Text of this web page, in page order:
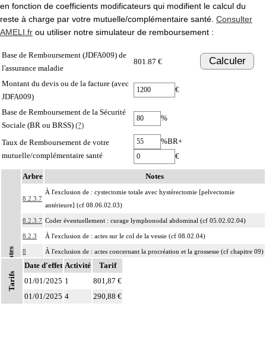
en fonction de coefficients modificateurs qui modifient le calcul du
reste à charge par votre mutuelle/complémentaire santé. Consulter
AMELI.fr ou utiliser notre simulateur de remboursement :
Base de Remboursement (JDFA009) de
l'assurance maladie
801.87 € Calculer
Montant du devis ou de la facture (avec
JDFA009)
€
Base de Remboursement de la Sécurité
Sociale (BR ou BRSS) (?)
%
Taux de Remboursement de votre
mutuelle/complémentaire santé
%BR+
€
Notes
Arbre Notes
8.2.3.7
À l'exclusion de : cystectomie totale avec hystérectomie [pelvectomie
antérieure] (cf 08.06.02.03)
8.2.3.7 Coder éventuellement : curage lymphonodal abdominal (cf 05.02.02.04)
8.2.3 À l'exclusion de : actes sur le col de la vessie (cf 08.02.04)
8 À l'exclusion de : actes concernant la procréation et la grossesse (cf chapitre 09)
8
Les actes sur la cavité de l'abdomen, par coelioscopie ou par
rétropéritonéoscopie incluent l'évacuation de collection intraabdominale
associée, la toilette péritonéale et/ou la pose de drain.
Tarifs
Date d'effet Activité
Tarif
01/01/2025 1
801,87 €
01/01/2025 4 290,88 €